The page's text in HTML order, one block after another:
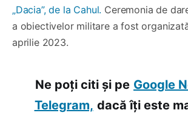
„Dacia”, de la Cahul. Ceremonia de
a obiectivelor militare a fost
aprilie 2023.
Ne poți citi și pe Google
Telegram, dacă îți este